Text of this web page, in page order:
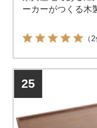
ーカーがつくる木
（2
25